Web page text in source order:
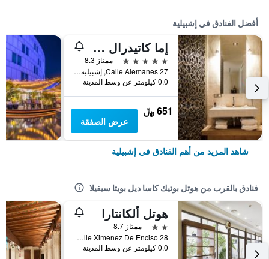
أفضل الفنادق في إشبيلية
إما كاتيدرال ميرسر هوتل
5 نجوم
ممتاز 8.3
Calle Alemanes 27, إشبيلية, منطقة أندلوسيا, أسبانيا
0.0 كيلومتر عن وسط المدينة
651 ﷼
عرض الصفقة
شاهد المزيد من أهم الفنادق في إشبيلية
فنادق بالقرب من هوتل بوتيك كاسا ديل بويتا سيفيلا
هوتل ألكانتارا
2 نجمتين
ممتاز 8.7
Calle Ximenez De Enciso 28, إشبيلية, منطقة أندلوسيا, أسبانيا
0.0 كيلومتر عن وسط المدينة